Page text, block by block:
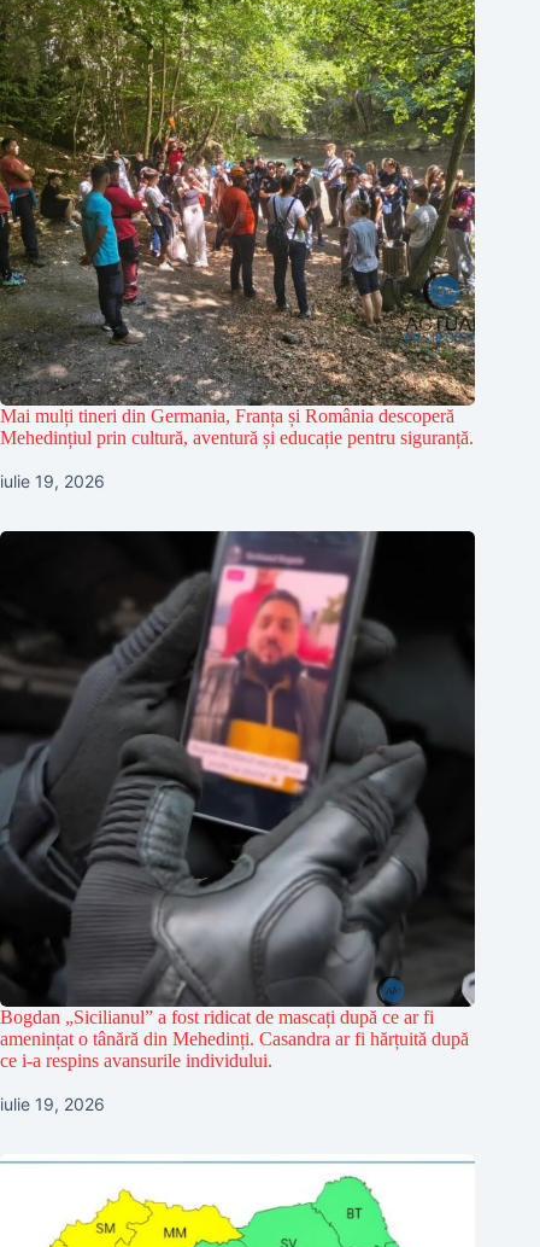
Mai mulți tineri din Germania, Franța și România descoperă
Mehedințiul prin cultură, aventură și educație pentru siguranță.
iulie 19, 2026
Bogdan „Sicilianul” a fost ridicat de mascați după ce ar fi
amenințat o tânără din Mehedinți. Casandra ar fi hărțuită după
ce i-a respins avansurile individului.
iulie 19, 2026